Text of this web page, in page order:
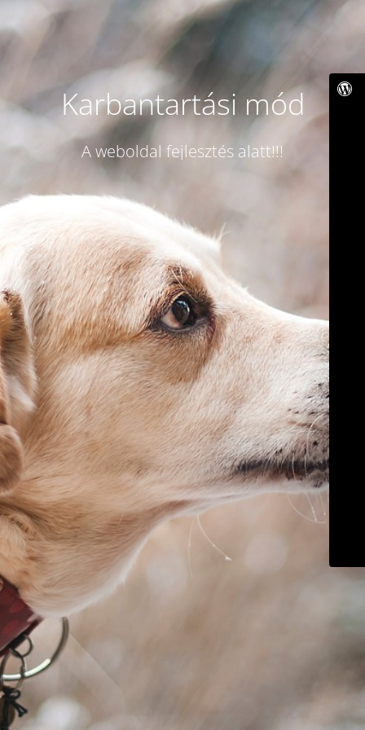
Karbantartási mód
A weboldal fejlesztés alatt!!!